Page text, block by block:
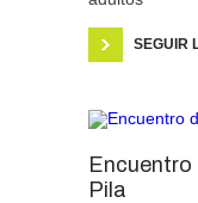
SEGUIR
Encuentro
Pila